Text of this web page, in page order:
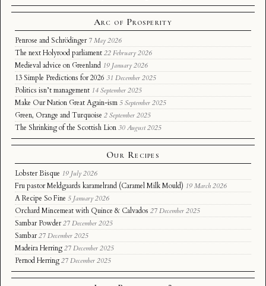
Arc of Prosperity
Penrose and Schrödinger 7 May 2026
The next Holyrood parliament 22 February 2026
Medieval advice on Greenland 19 January 2026
13 Simple Predictions for 2026 31 December 2025
Politics isn’t management 14 September 2025
Make Our Nation Great Again-ism 5 September 2025
Green, Orange and Turquoise 2 September 2025
The Shrinking of the Scottish Lion 30 August 2025
Our Recipes
Lobster Bisque 19 July 2026
Fru pastor Meldgaards karamelrand (Caramel Milk Mould) 19 March 2026
A Recipe So Fine 5 January 2026
Orchard Mincemeat with Quince & Calvados 27 December 2025
Sambar Powder 27 December 2025
Sambar 27 December 2025
Madeira Herring 27 December 2025
Pernod Herring 27 December 2025